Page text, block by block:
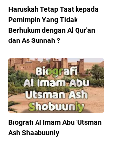
Haruskah Tetap Taat kepada
Pemimpin Yang Tidak
Berhukum dengan Al Qur'an
dan As Sunnah ?
Biografi Al Imam Abu ‘Utsman
Ash Shaabuuniy